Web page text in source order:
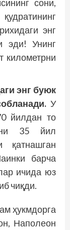
сони,
энг
эди! Унинг
километрни
энг буюк
У
йилдан то
35 йил
қатнашган
барча
ичида юз
чиқди.
ҳукмдорга
Наполеон